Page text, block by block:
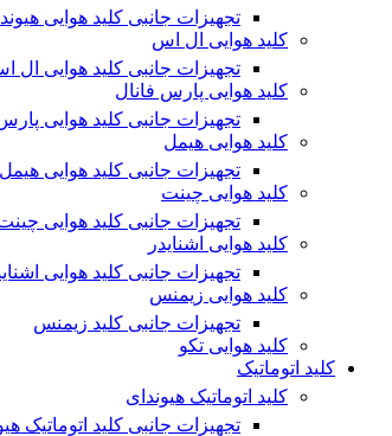
تجهیزات جانبی کلید هوایی
کلید هوایی ال اس
تجهیزات جانبی کلید هوایی ال
کلید هوایی پارس فانال
تجهیزات جانبی کلید هوایی
کلید هوایی هیمل
تجهیزات جانبی کلید هوایی هیمل
کلید هوایی چینت
تجهیزات جانبی کلید هوایی
کلید هوایی اشنایدر
تجهیزات جانبی کلید هوایی
کلید هوایی زیمنس
تجهیزات جانبی کلید زیمنس
کلید هوایی تکو
کلید اتوماتیک
کلید اتوماتیک هیوندای
تجهیزات جانبی کلید اتوماتیک